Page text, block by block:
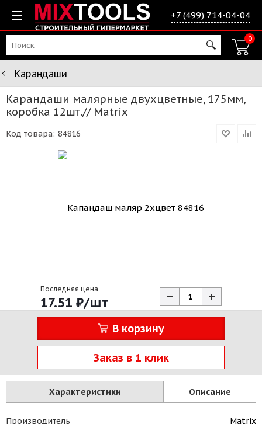
+7 (499) 714-04-04
0
Карандаши
Карандаши малярные двухцветные, 175мм,
коробка 12шт.// Matrix
Код товара: 84816
Последняя цена
17.51 ₽/шт
В корзину
Заказ в 1 клик
Характеристики Описание
Производитель Matrix